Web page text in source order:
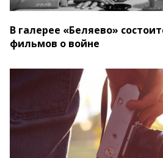
В галерее «Беляево»
фильмов о войне